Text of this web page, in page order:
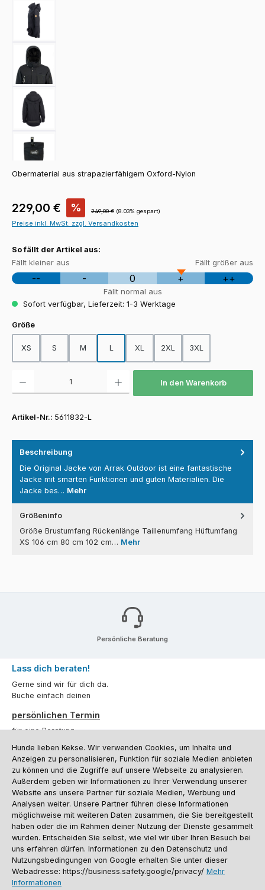
Obermaterial aus strapazierfähigem Oxford-Nylon
Verkaufspreis:
229,00 € % Regulärer Preis:
249,00 € (8.03% gespart)
Preise inkl. MwSt. zzgl. Versandkosten
So fällt der Artikel aus:
Fällt kleiner aus Fällt größer aus
-- - 0 + ++
Fällt normal aus
Sofort verfügbar, Lieferzeit: 1-3 Werktage
Größeauswählen
XS S M L XL 2XL 3XL
In den Warenkorb
Artikel-Nr.: 5611832-L
Beschreibung
Die Original Jacke von Arrak Outdoor ist eine fantastische
Jacke mit smarten Funktionen und guten Materialien. Die
Jacke bes… Mehr
Größeninfo
Größe Brustumfang Rückenlänge Taillenumfang Hüftumfang
XS 106 cm 80 cm 102 cm… Mehr
Persönliche Beratung
Lass dich beraten!
Gerne sind wir für dich da.
Buche einfach deinen
persönlichen Termin
für eine Beratung.
Oder über unserKontaktformular.
Vertrag widerrufen
Kundenservice
Informationen
Social Media und Kontakt
Versandinformationen
Hunde lieben Kekse. Wir verwenden Cookies, um Inhalte und
Anzeigen zu personalisieren, Funktion für soziale Medien anbieten
zu können und die Zugriffe auf unsere Webseite zu analysieren.
Außerdem geben wir Informationen zu Ihrer Verwendung unserer
Website ans unsere Partner für soziale Medien, Werbung und
Analysen weiter. Unsere Partner führen diese Informationen
möglichweise mit weiteren Daten zusammen, die Sie bereitgestellt
haben oder die im Rahmen deiner Nutzung der Dienste gesammelt
wurden. Entscheiden Sie selbst, wie viel wir über Ihren Besuch bei
uns erfahren dürfen. Informationen zu den Datenschutz und
Nutzungsbedingungen von Google erhalten Sie unter dieser
Webadresse: https://business.safety.google/privacy/ Mehr
Informationen